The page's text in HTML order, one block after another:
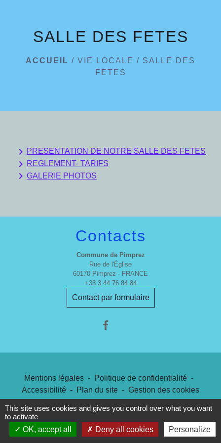
SALLE DES FETES
ACCUEIL / VIE LOCALE / SALLE DES
FETES
keyboard_arrow_right PRESENTATION DE NOTRE SALLE DES FETES
keyboard_arrow_right REGLEMENT- TARIFS
keyboard_arrow_right GALERIE PHOTOS
Contacts
Commune de Pimprez
Rue de l'Église
60170 Pimprez - FRANCE
+33 3 44 76 84 84
Contact par formulaire
Mentions légales - Politique de confidentialité -
Accessibilité - Plan du site - Gestion des cookies
Site créé en partenariat avec Réseau des Communes
This site uses cookies and gives you control over what you want
to activate
OK, accept all
Deny all cookies Personalize